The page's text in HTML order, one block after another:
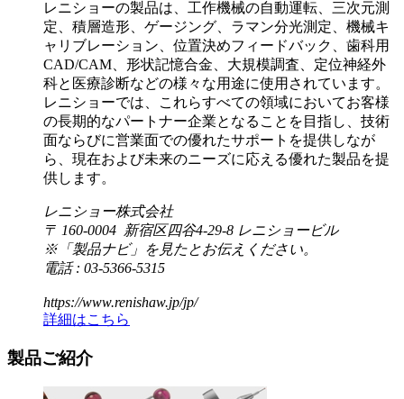
レニショーの製品は、工作機械の自動運転、三次元測
定、積層造形、ゲージング、ラマン分光測定、機械キ
ャリブレーション、位置決めフィードバック、歯科用
CAD/CAM、形状記憶合金、大規模調査、定位神経外
科と医療診断などの様々な用途に使用されています。
レニショーでは、これらすべての領域においてお客様
の長期的なパートナー企業となることを目指し、技術
面ならびに営業面での優れたサポートを提供しなが
ら、現在および未来のニーズに応える優れた製品を提
供します。
レニショー株式会社
〒 160-0004 新宿区四谷4-29-8 レニショービル
※「製品ナビ」を見たとお伝えください。
電話 : 03-5366-5315
https://www.renishaw.jp/jp/
詳細はこちら
製品ご紹介